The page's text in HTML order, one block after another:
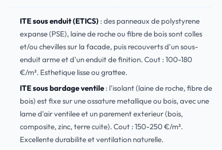
ITE sous enduit (ETICS): des panneaux de polystyrene
expanse (PSE), laine de roche ou fibre de bois sont colles
et/ou chevilles sur la facade, puis recouverts d'un sous-
enduit arme et d'un enduit de finition. Cout : 100-180
€/m². Esthetique lisse ou grattee.
ITE sous bardage ventile: l'isolant (laine de roche, fibre de
bois) est fixe sur une ossature metallique ou bois, avec une
lame d'air ventilee et un parement exterieur (bois,
composite, zinc, terre cuite). Cout : 150-250 €/m².
Excellente durabilite et ventilation naturelle.